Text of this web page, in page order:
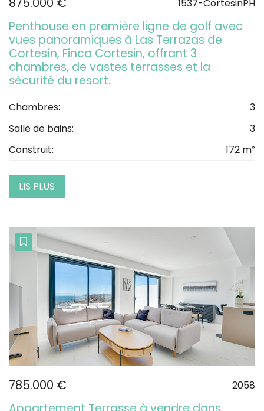
1537-CortesinPH
Penthouse en première ligne de golf avec
vues panoramiques à Las Terrazas de
Cortesín, Finca Cortesin, offrant 3
chambres, de vastes terrasses et la
sécurité du resort.
Chambres:
3
Salle de bains:
3
Construit:
172 m²
LIS PLUS
785.000 € 2058